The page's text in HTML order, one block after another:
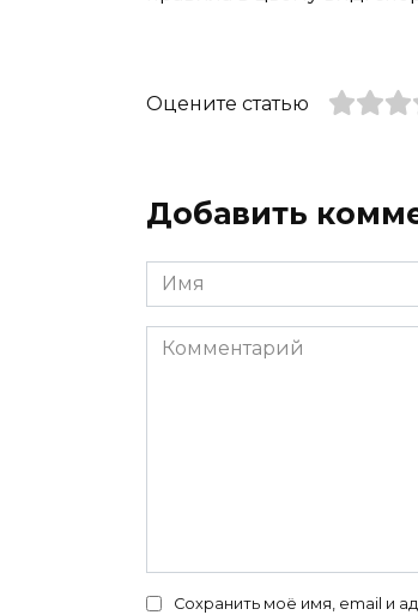
Оцените статью
Добавить
Имя
*
Комментарий
Сохранить моё имя, email и